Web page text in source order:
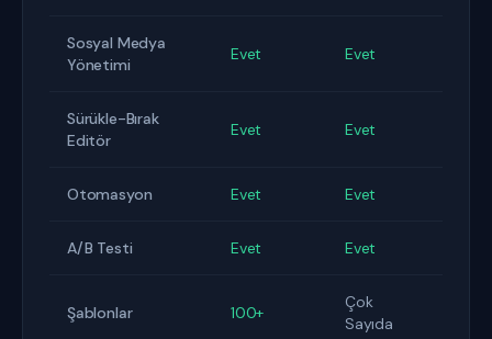
Sosyal Medya
Yönetimi
Evet Evet
Sürükle-Bırak
Editör
Evet Evet
Otomasyon Evet Evet
A/B Testi Evet Evet
Şablonlar 100+
Çok
Sayıda